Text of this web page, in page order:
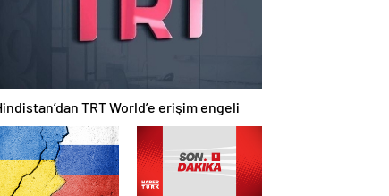
TRT World’e erişim engeli